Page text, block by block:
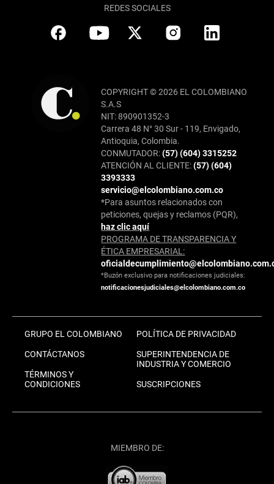
REDES SOCIALES
COPYRIGHT © 2026 EL COLOMBIANO
S.A.S
NIT: 890901352-3
Carrera 48 N° 30 Sur - 119, Envigado,
Antioquia, Colombia.
CONMUTADOR:(57) (604) 3315252
ATENCIÓN AL CLIENTE:(57) (604)
3393333
servicio@elcolombiano.com.co
*Para asuntos relacionados con
peticiones, quejas y reclamos (PQR),
haz clic aquí
PROGRAMA DE TRANSPARENCIA Y
ÉTICA EMPRESARIAL:
*Buzón exclusivo para notificaciones judiciales:
notificacionesjudiciales@elcolombiano.com.co
GRUPO EL COLOMBIANO
CONTÁCTANOS
TÉRMINOS Y
CONDICIONES
POLÍTICA DE PRIVACIDAD
SUPERINTENDENCIA DE
INDUSTRIA Y COMERCIO
SUSCRIPCIONES
MIEMBRO DE: